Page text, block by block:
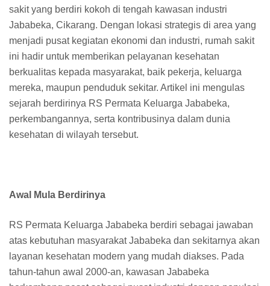
sakit yang berdiri kokoh di tengah kawasan industri
Jababeka, Cikarang. Dengan lokasi strategis di area yang
menjadi pusat kegiatan ekonomi dan industri, rumah sakit
ini hadir untuk memberikan pelayanan kesehatan
berkualitas kepada masyarakat, baik pekerja, keluarga
mereka, maupun penduduk sekitar. Artikel ini mengulas
sejarah berdirinya RS Permata Keluarga Jababeka,
perkembangannya, serta kontribusinya dalam dunia
kesehatan di wilayah tersebut.
Awal Mula Berdirinya
RS Permata Keluarga Jababeka berdiri sebagai jawaban
atas kebutuhan masyarakat Jababeka dan sekitarnya akan
layanan kesehatan modern yang mudah diakses. Pada
tahun-tahun awal 2000-an, kawasan Jababeka